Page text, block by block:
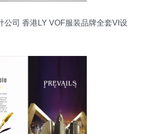
公司 香港LY VOF服装品牌全套VI设